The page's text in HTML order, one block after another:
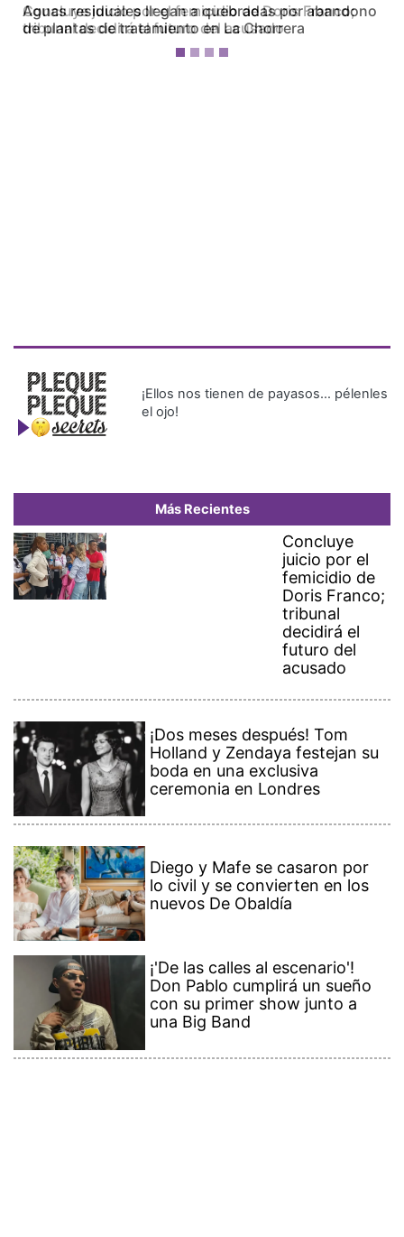
Concluye juicio por el femicidio de Doris Franco;
tribunal decidirá el futuro del acusado
¡Ellos nos tienen de payasos… pélenles
el ojo!
Más Recientes
Concluye
juicio por el
femicidio de
Doris Franco;
tribunal
decidirá el
futuro del
acusado
¡Dos meses después! Tom
Holland y Zendaya festejan su
boda en una exclusiva
ceremonia en Londres
Diego y Mafe se casaron por
lo civil y se convierten en los
nuevos De Obaldía
¡'De las calles al escenario'!
Don Pablo cumplirá un sueño
con su primer show junto a
una Big Band